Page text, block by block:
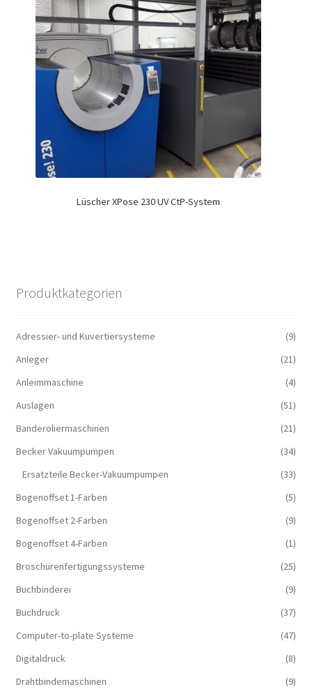
Lüscher XPose 230 UV CtP-System
Produktkategorien
Adressier- und Kuvertiersysteme
(9)
Anleger
(21)
Anleimmaschine
(4)
Auslagen
(51)
Banderoliermaschinen
(21)
Becker Vakuumpumpen
(34)
Ersatzteile Becker-Vakuumpumpen
(33)
Bogenoffset 1-Farben
(5)
Bogenoffset 2-Farben
(9)
Bogenoffset 4-Farben
(1)
Broschürenfertigungssysteme
(25)
Buchbinderei
(9)
Buchdruck
(37)
Computer-to-plate Systeme
(47)
Digitaldruck
(8)
Drahtbindemaschinen
(9)